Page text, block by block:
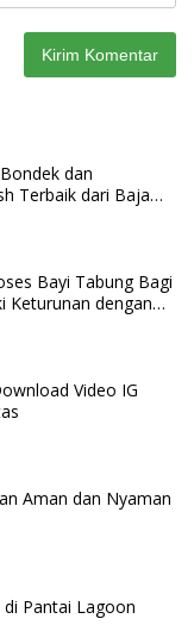
dan
Terbaik dari Baja
Bayi Tabung Bagi
Keturunan dengan
Video IG
Aman dan Nyaman
Pantai Lagoon